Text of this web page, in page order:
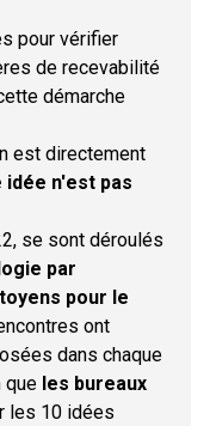
pour vérifier
de recevabilité
démarche
est directement
n'est pas
se sont déroulés
par
pour le
ont
dans chaque
que les bureaux
les 10 idées